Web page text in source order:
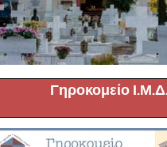
Βυζαντινό Μουσείο